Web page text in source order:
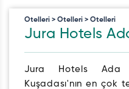
Otelleri > Otelleri > Otelleri
Jura Hotels
Jura Hotels Ada
Kuşadası'nın en çok